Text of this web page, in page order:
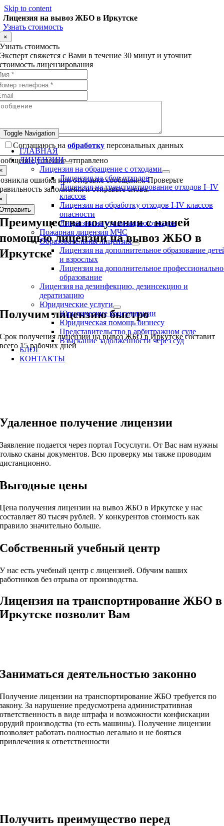
Skip to content
Toggle Navigation
ГЛАВНАЯ
ЛИЦЕНЗИИ
Лицензия на обращение с отходами
Лицензия на сбор отходов
Лицензия на транспортирование отходов I–IV
классов
Лицензия на обработку отходов I-IV классов
опасности
Лицензия на утилизацию отходов
Пожарная лицензия МЧС
Образовательная лицензия
Лицензия на дополнительное образование
и взрослых
Лицензия на дополнительное
образование
Лицензия на дезинфекцию, дезинсекцию и
дератизацию
Юридические услуги
Юридические консультации
Юридическая помощь бизнесу
Представительство в арбитражном суде
Взыскание задолженности через суд
БЛОГ
КОНТАКТЫ
Лицензия на вывоз ЖБО в Иркутске
Узнать стоимость
×
Узнать стоимость
Эксперт свяжется с Вами в течение 30 минут и уточнит
стоимость лицензирования
Соглашаюсь наобработку персональных данных
успешно отправлено
ошибка при отправке сообщения. Проверьте
заполнения и отправьте снова.
Преимущества получения с нашей
помощью лицензии на вывоз ЖБО в
Иркутске
Получим лицензию быстро
Срок получения лицензии на вывоз ЖБО в Иркутске составит
всего 15 рабочих дней
Удаленное получение лицензии
Заявление подается через портал Госуслуги. От Вас нам нужны
только сканы документов. Всю проверку мы также проводим
дистанционно.
Выгодные цены
Цена получения лицензии на вывоз ЖБО в Иркутске у нас
составляет 80 тысяч рублей. У конкурентов стоимость как
правило значительно больше.
Собственный учебный центр
У нас есть учебный центр с лицензией. Обучим ваших
работников без отрыва от производства.
Лицензия на транспортирование ЖБО в
Иркутске позволит Вам
Заниматься деятельностью законно
Получение лицензии на транспортирование ЖБО требуется по
закону. За нарушение предусмотрена административная
ответственность в виде штрафа и возможности конфискации
орудий производства (то есть машины). Получение лицензии
позволяет работать полностью легально и не бояться
привлечения к ответственности
Получить преимущество перед